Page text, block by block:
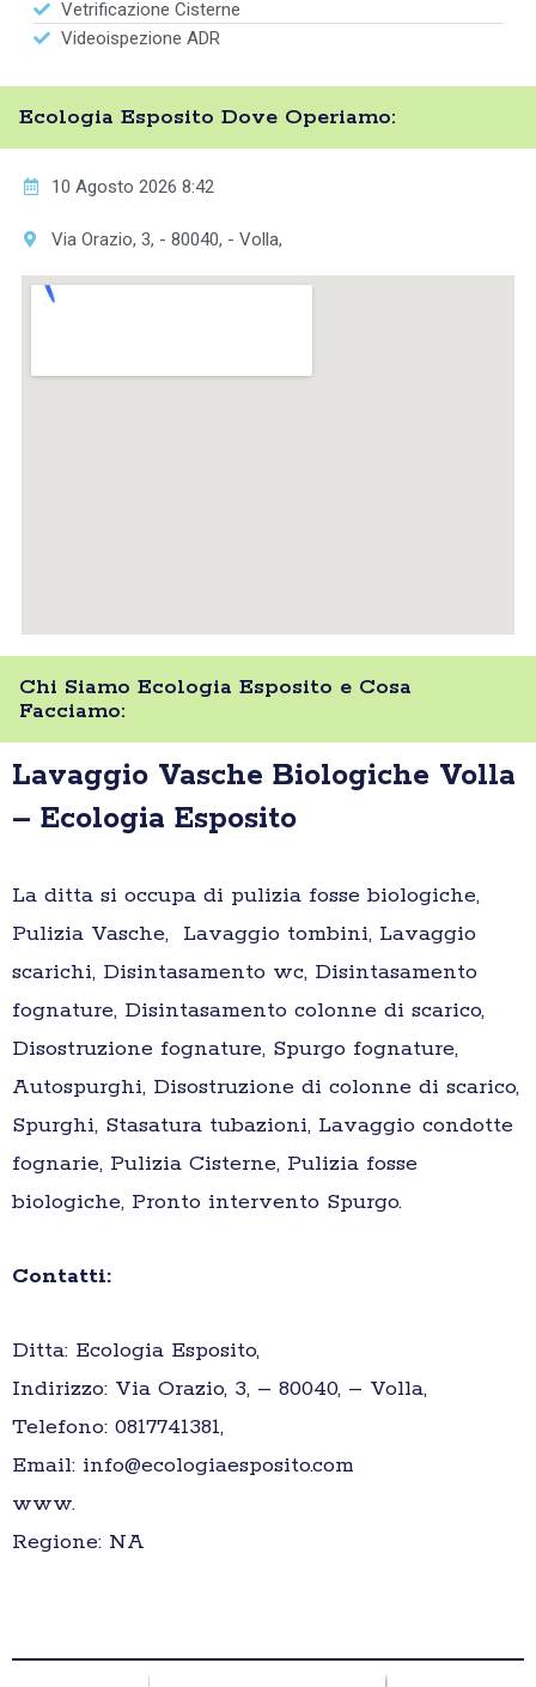
Vetrificazione Cisterne
Videoispezione ADR
Ecologia Esposito Dove Operiamo:
10 Agosto 2026 8:42
Via Orazio, 3, - 80040, - Volla,
Chi Siamo Ecologia Esposito e Cosa
Facciamo:
Lavaggio Vasche Biologiche Volla
– Ecologia Esposito
La ditta si occupa di pulizia fosse biologiche,
Pulizia Vasche, Lavaggio tombini, Lavaggio
scarichi, Disintasamento wc, Disintasamento
fognature, Disintasamento colonne di scarico,
Disostruzione fognature, Spurgo fognature,
Autospurghi, Disostruzione di colonne di scarico,
Spurghi, Stasatura tubazioni, Lavaggio condotte
fognarie, Pulizia Cisterne, Pulizia fosse
biologiche, Pronto intervento Spurgo.
Contatti:
Ditta: Ecologia Esposito,
Indirizzo: Via Orazio, 3, – 80040, – Volla,
Telefono: 0817741381,
Email: info@ecologiaesposito.com
www.
Regione: NA